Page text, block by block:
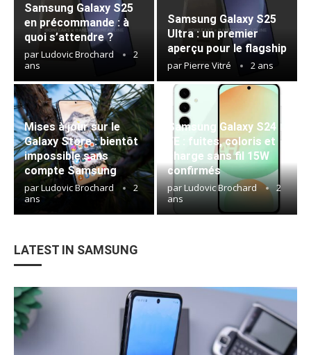
Samsung Galaxy S25
en précommande : à
quoi s’attendre ?
parLudovic Brochard
2
ans
Samsung Galaxy S25
Ultra : un premier
aperçu pour le flagship
parPierre Vitré 2 ans
Mises à jour sur le
Galaxy Store : bientôt
impossible sans
compte Samsung
parLudovic Brochard
2
ans
Samsung Galaxy S24
FE : fuites, coloris et
charge sans fil 15W
confirmés
parLudovic Brochard
2
ans
LATEST IN SAMSUNG